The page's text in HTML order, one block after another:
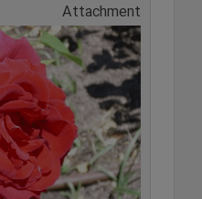
Attachment